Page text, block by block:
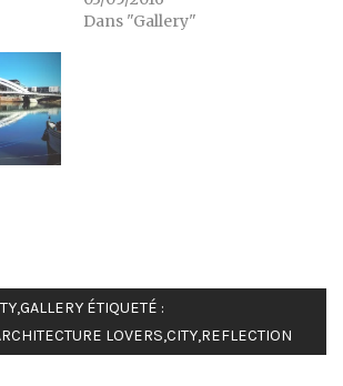
Dans "Gallery"
,GALLERY ÉTIQUETÉ :
LOVERS,CITY,REFLECTION